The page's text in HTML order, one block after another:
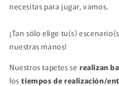
necesitas para jugar, vamos.
¡Tan sólo elige tu(s)
nuestras manos!
Nuestros tapetes se realizan
lostiempos de realización/